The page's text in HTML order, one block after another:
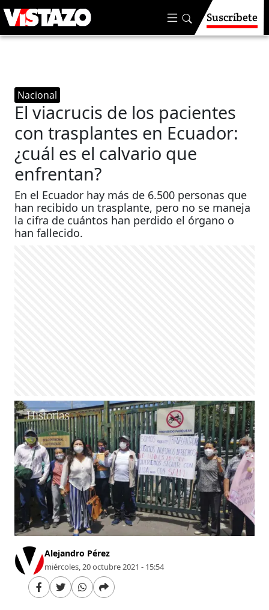
Suscríbete
Nacional
El viacrucis de los pacientes
con trasplantes en Ecuador:
¿cuál es el calvario que
enfrentan?
En el Ecuador hay más de 6.500 personas que
han recibido un trasplante, pero no se maneja
la cifra de cuántos han perdido el órgano o
han fallecido.
Alejandro Pérez
miércoles, 20 octubre 2021 - 15:54